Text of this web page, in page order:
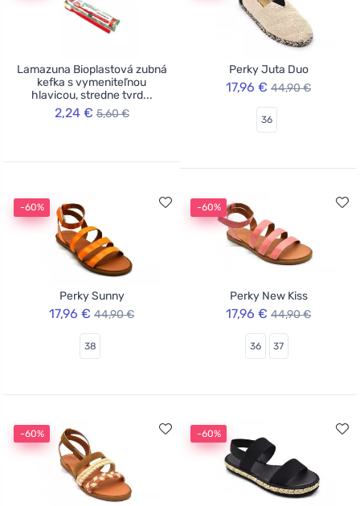
Lamazuna Bioplastová zubná
kefka s vymeniteľnou
hlavicou, stredne tvrd...
2,24 € 5,60 €
Perky Juta Duo
17,96 € 44,90 €
36
-60%
Perky Sunny
17,96 € 44,90 €
38
-60%
Perky New Kiss
17,96 € 44,90 €
36 37
-60% -60%